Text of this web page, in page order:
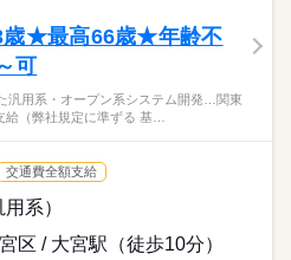
歳★最高66歳★年齢不
可
汎用系・オープン系システム開発…関東
（弊社規定に準ずる 基…
交通費全額支給
系）
区 / 大宮駅（徒歩10分）